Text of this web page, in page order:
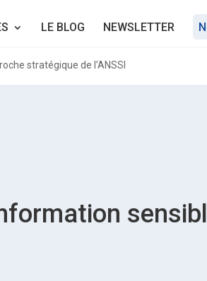
LE BLOG NEWSLETTER
stratégique de l’ANSSI